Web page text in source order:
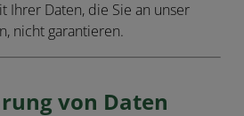
Ihrer Daten, die Sie an unser
nicht garantieren.
von Daten